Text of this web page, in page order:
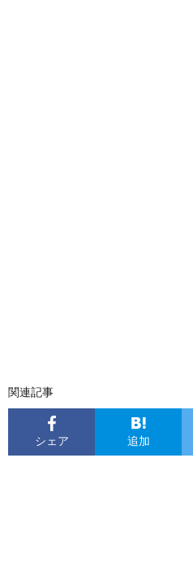
関連記事
シェア 追加